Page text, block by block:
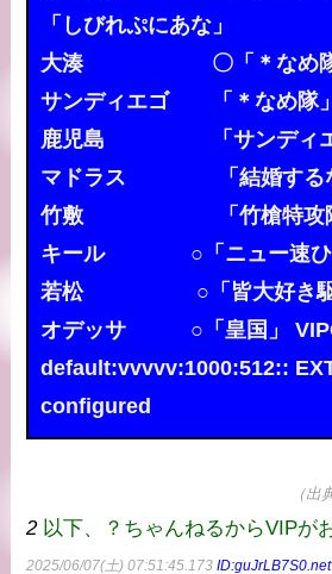
「しびれぷにあな」
大湊 〇「＊なめ隊
サンディエゴ 「＊なめ隊」
鹿児島 「サンディエ
マドラス 「結婚するな
竹敷 「竹槍特攻隊
キール ○「ニュー速ひ
若松 ○「皆大好き駆
オデッサ ○「皇国」
default:vvvvv:1000:512::
configured
（出
2 以下、？ちゃんねるからVIPが
2025/06/07(土) 07:51:45.173ID:guJrLB7S0.net